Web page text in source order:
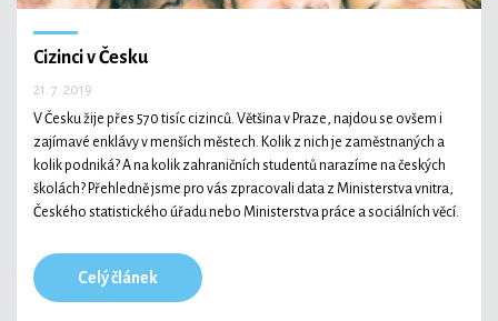
Cizinci v Česku
21. 7. 2019
V Česku žije přes 570 tisíc cizinců. Většina v Praze, najdou se ovšem i
zajímavé enklávy v menších městech. Kolik z nich je zaměstnaných a
kolik podniká? A na kolik zahraničních studentů narazíme na českých
školách? Přehledně jsme pro vás zpracovali data z Ministerstva vnitra,
Českého statistického úřadu nebo Ministerstva práce a sociálních věcí.
Celý článek